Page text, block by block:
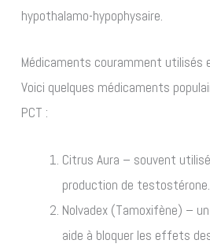
hypothalamo-hypophysaire.
Médicaments couramment utilisés
Voici quelques médicaments
PCT :
Citrus Aura – souvent
production de testostérone.
Nolvadex (Tamoxifène) –
aide à bloquer les effets